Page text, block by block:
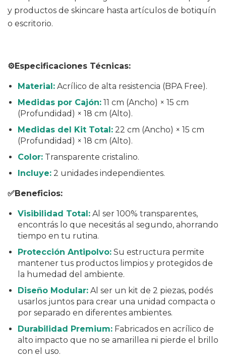
y productos de skincare hasta artículos de botiquín
o escritorio.
⚙️Especificaciones Técnicas:
Material: Acrílico de alta resistencia (BPA Free).
Medidas por Cajón: 11 cm (Ancho) × 15 cm
(Profundidad) × 18 cm (Alto).
Medidas del Kit Total: 22 cm (Ancho) × 15 cm
(Profundidad) × 18 cm (Alto).
Color: Transparente cristalino.
Incluye: 2 unidades independientes.
✅Beneficios:
Visibilidad Total: Al ser 100% transparentes,
encontrás lo que necesitás al segundo, ahorrando
tiempo en tu rutina.
Protección Antipolvo: Su estructura permite
mantener tus productos limpios y protegidos de
la humedad del ambiente.
Diseño Modular: Al ser un kit de 2 piezas, podés
usarlos juntos para crear una unidad compacta o
por separado en diferentes ambientes.
Durabilidad Premium: Fabricados en acrílico de
alto impacto que no se amarillea ni pierde el brillo
con el uso.